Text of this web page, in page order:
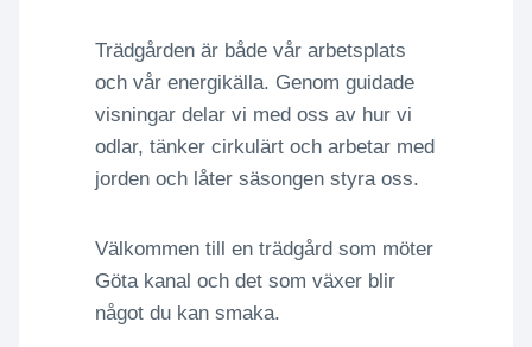
Trädgården är både vår arbetsplats
och vår energikälla. Genom guidade
visningar delar vi med oss av hur vi
odlar, tänker cirkulärt och arbetar med
jorden och låter säsongen styra oss.
Välkommen till en trädgård som möter
Göta kanal och det som växer blir
något du kan smaka.